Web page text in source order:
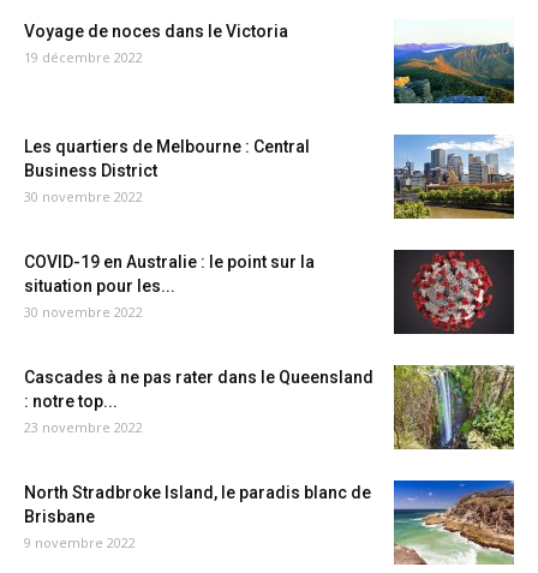
Voyage de noces dans le Victoria
19 décembre 2022
Les quartiers de Melbourne : Central
Business District
30 novembre 2022
COVID-19 en Australie : le point sur la
situation pour les...
30 novembre 2022
Cascades à ne pas rater dans le Queensland
: notre top...
23 novembre 2022
North Stradbroke Island, le paradis blanc de
Brisbane
9 novembre 2022